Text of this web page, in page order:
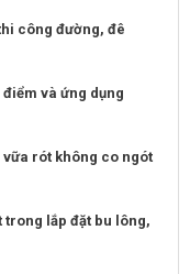
công đường, đê
và ứng dụng
rót không co ngót
trong lắp đặt bu lông,